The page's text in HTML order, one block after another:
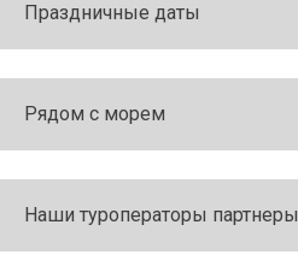
Праздничные даты
Рядом с морем
Наши туроператоры партнеры